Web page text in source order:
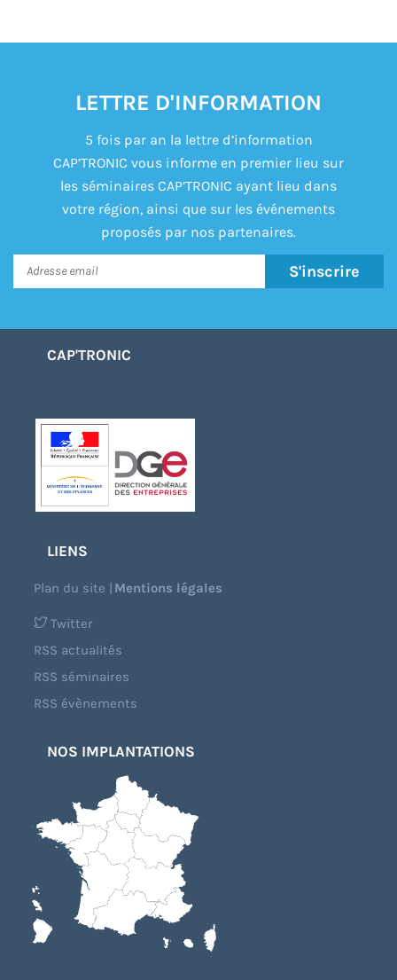
LETTRE D'INFORMATION
5 fois par an la lettre d’information
CAP’TRONIC vous informe en premier lieu sur
les séminaires CAP’TRONIC ayant lieu dans
votre région, ainsi que sur les événements
proposés par nos partenaires.
S'inscrire
CAP'TRONIC
LIENS
Plan du site |Mentions légales
Twitter
RSS actualités
RSS séminaires
RSS évènements
NOS IMPLANTATIONS